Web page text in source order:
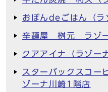
おぼんdeごはん（ラ
辛麺屋 桝元 ラゾー
クアアイナ（ラゾー
スターバックスコー
ゾーナ川崎1階店